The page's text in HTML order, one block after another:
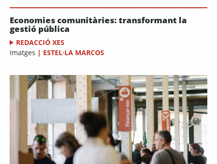
Economies comunitàries: transformant la
gestió pública
REDACCIÓ XES
Imatges | ESTEL·LA MARCOS